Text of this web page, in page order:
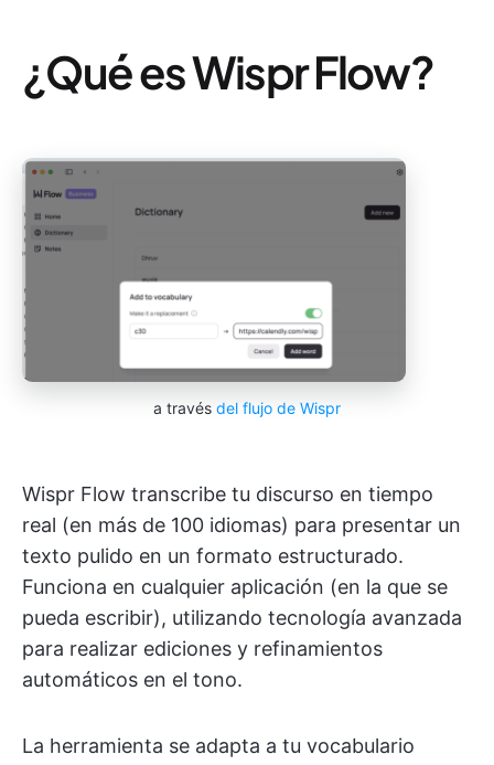
¿Qué es Wispr Flow?
a través del flujo de Wispr
Wispr Flow transcribe tu discurso en tiempo
real (en más de 100 idiomas) para presentar un
texto pulido en un formato estructurado.
Funciona en cualquier aplicación (en la que se
pueda escribir), utilizando tecnología avanzada
para realizar ediciones y refinamientos
automáticos en el tono.
La herramienta se adapta a tu vocabulario